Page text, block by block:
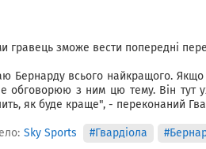
гравець зможе вести попередні
Бернарду всього найкращого. Якщо
обговорюю з ним цю тему. Він тут
як буде краще", - переконаний
Sky Sports #Гвардіола